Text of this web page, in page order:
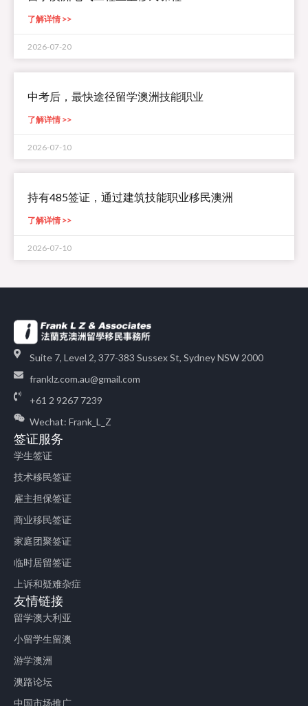
了解详情 >>
2026-07-20
中考后，最快途径留学澳洲技能职业
了解详情 >>
2026-07-10
持有485签证，通过建筑技能职业移民澳洲
了解详情 >>
2026-07-10
Suite 7, Level 2, 377-383 Sussex St, Sydney NSW 2000
franklz.com.au@gmail.com
+61 2 9267 7239
Wechat: Frank_L_Z
签证服务
学生签证
技术移民签证
雇主担保签证
商业移民签证
家庭团聚签证
临时居留签证
上诉和疑难杂症
友情链接
留学澳大利亚
小留学生留澳
游学澳洲
澳路论坛
中国市场推广